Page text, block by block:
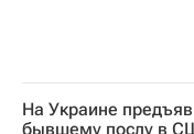
На Украине
бывшему послу в